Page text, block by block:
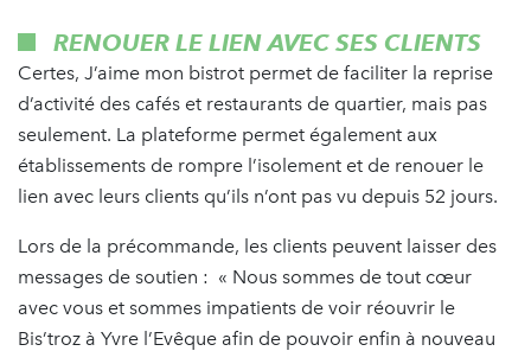
RENOUER LE LIEN AVEC SES CLIENTS
Certes, J’aime mon bistrot permet de faciliter la reprise
d’activité des cafés et restaurants de quartier, mais pas
seulement. La plateforme permet également aux
établissements de rompre l’isolement et de renouer le
lien avec leurs clients qu’ils n’ont pas vu depuis 52 jours.
Lors de la précommande, les clients peuvent laisser des
messages de soutien : « Nous sommes de tout cœur
avec vous et sommes impatients de voir réouvrir le
Bis’troz à Yvre l’Evêque afin de pouvoir enfin à nouveau